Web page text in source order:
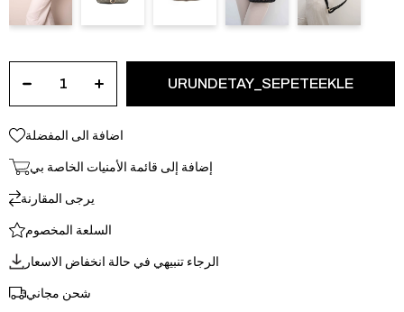
اضافة الى المفضلة
إضافة إلى قائمة الأمنيات الخاصة بي
يرجى المقارنة
السلعة المخصوم
الرجاء تنبيهي في حالة انخفاض الاسعار
شحن مجاني